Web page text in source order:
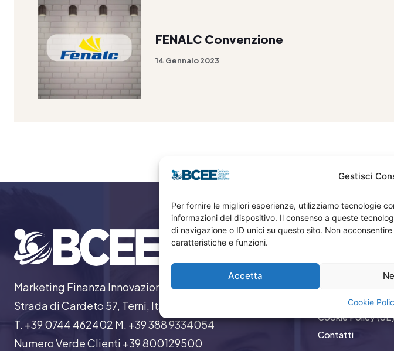
Gestisci
Per fornire le migliori esperienze, utilizziamo tecnologie
informazioni del dispositivo. Il consenso a queste
di navigazione o ID unici su questo sito. Non
caratteristiche e funzioni.
Accetta
Cookie
FENALC Convenzione
14 Gennaio 2023
Marketing Finanza Innovazione
Strada di Cardeto 57, Terni, Italia
T. +39 0744 462402 M. +39 388 9334054
Numero Verde Clienti +39 800129500
Menù
Privacy
Iscrizione
Cookie Policy
Contatti